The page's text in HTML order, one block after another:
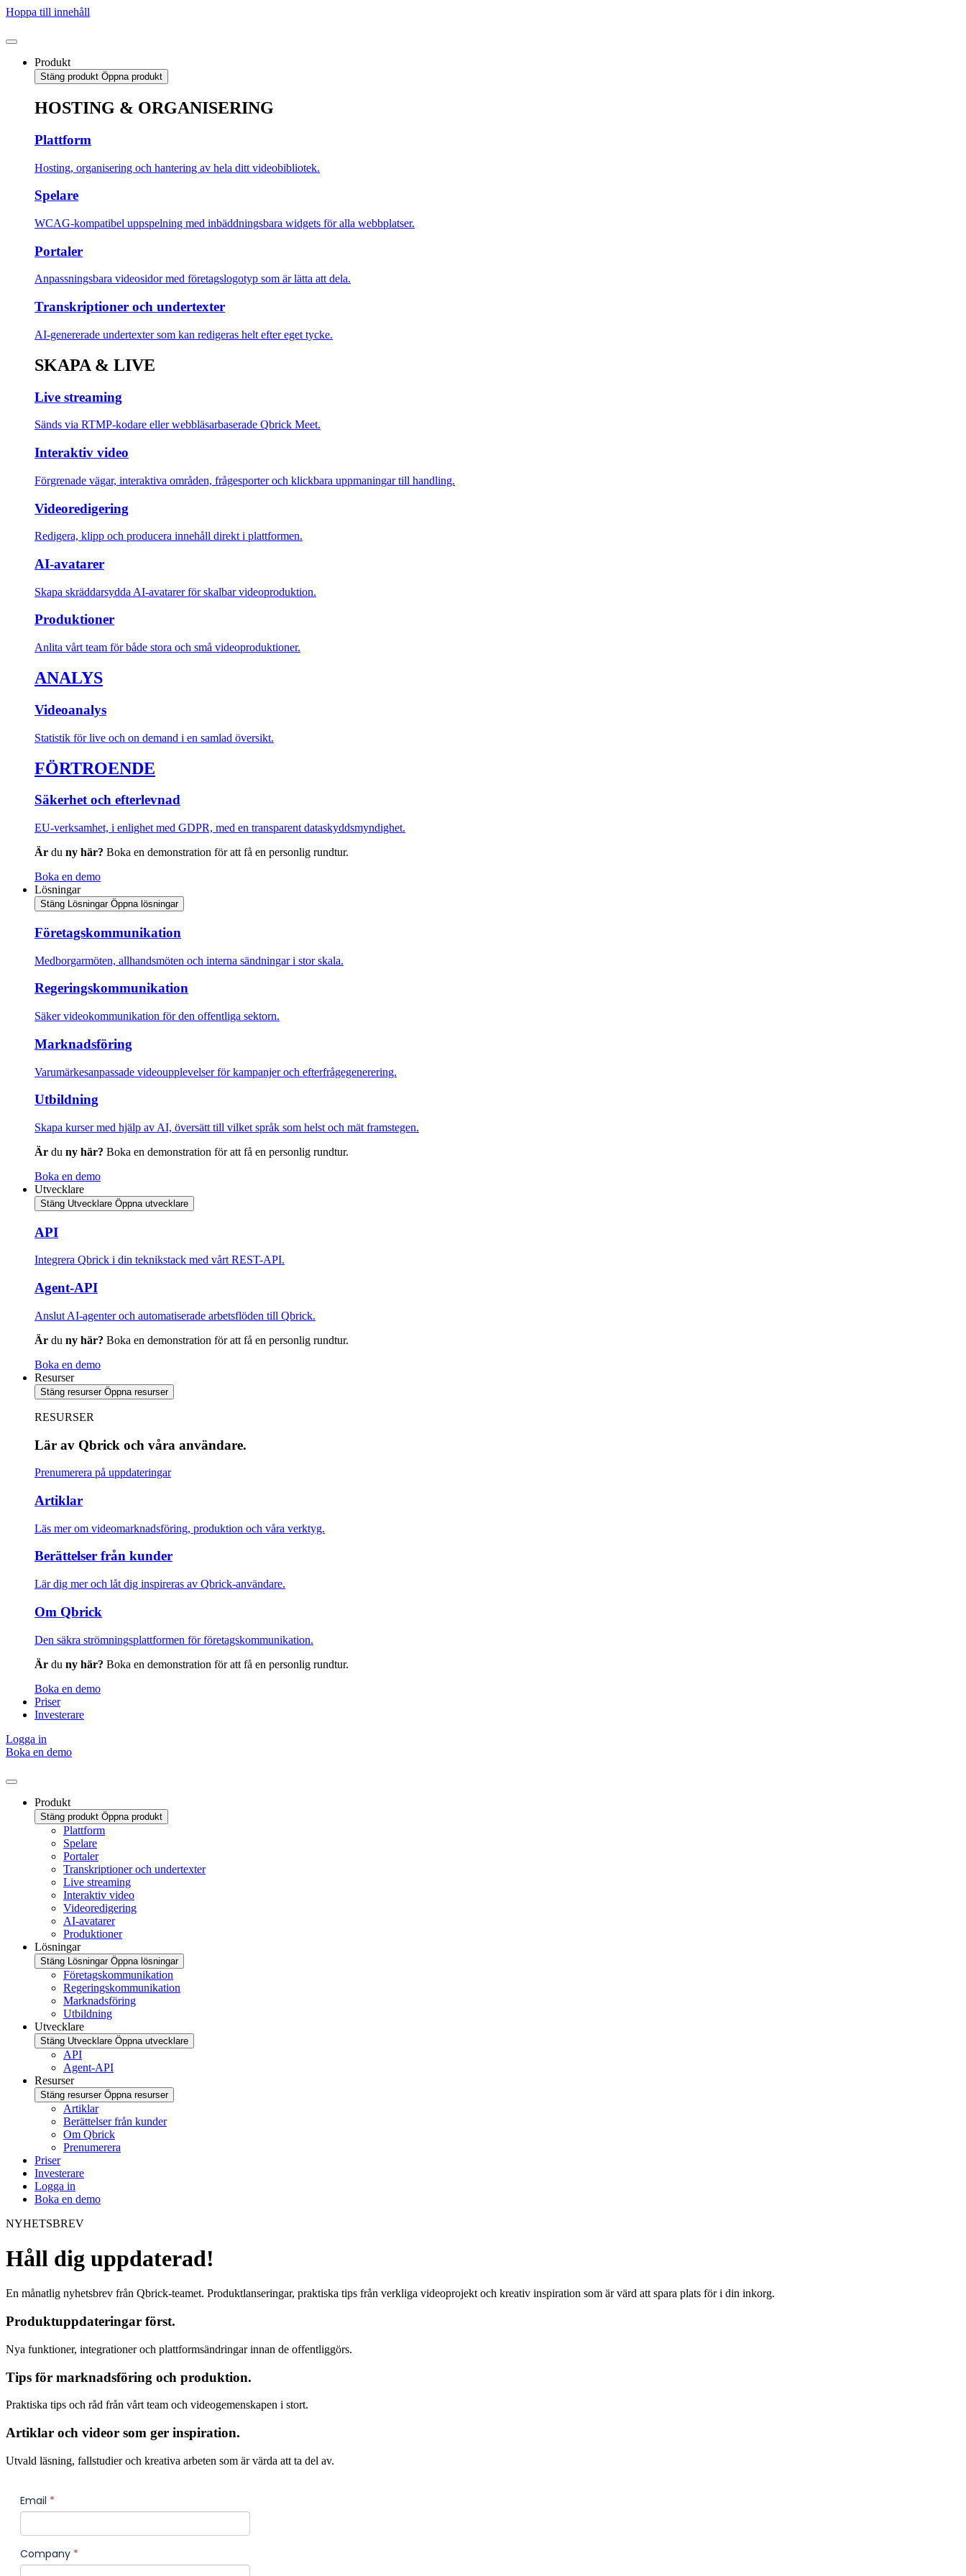
Hoppa till innehåll
Produkt
Stäng produkt Öppna produkt
HOSTING & ORGANISERING
Plattform
Hosting, organisering och hantering av hela ditt videobibliotek.
Spelare
WCAG-kompatibel uppspelning med inbäddningsbara widgets för alla webbplatser.
Portaler
Anpassningsbara videosidor med företagslogotyp som är lätta att dela.
Transkriptioner och undertexter
AI-genererade undertexter som kan redigeras helt efter eget tycke.
SKAPA & LIVE
Live streaming
Sänds via RTMP-kodare eller webbläsarbaserade Qbrick Meet.
Interaktiv video
Förgrenade vägar, interaktiva områden, frågesporter och klickbara uppmaningar till handling.
Videoredigering
Redigera, klipp och producera innehåll direkt i plattformen.
AI-avatarer
Skapa skräddarsydda AI-avatarer för skalbar videoproduktion.
Produktioner
Anlita vårt team för både stora och små videoproduktioner.
ANALYS
Videoanalys
Statistik för live och on demand i en samlad översikt.
FÖRTROENDE
Säkerhet och efterlevnad
EU-verksamhet, i enlighet med GDPR, med en transparent dataskyddsmyndighet.
Är du ny här? Boka en demonstration för att få en personlig rundtur.
Boka en demo
Lösningar
Stäng Lösningar Öppna lösningar
Företagskommunikation
Medborgarmöten, allhandsmöten och interna sändningar i stor skala.
Regeringskommunikation
Säker videokommunikation för den offentliga sektorn.
Marknadsföring
Varumärkesanpassade videoupplevelser för kampanjer och efterfrågegenerering.
Utbildning
Skapa kurser med hjälp av AI, översätt till vilket språk som helst och mät framstegen.
Är du ny här? Boka en demonstration för att få en personlig rundtur.
Boka en demo
Utvecklare
Stäng Utvecklare Öppna utvecklare
API
Integrera Qbrick i din teknikstack med vårt REST-API.
Agent-API
Anslut AI-agenter och automatiserade arbetsflöden till Qbrick.
Är du ny här? Boka en demonstration för att få en personlig rundtur.
Boka en demo
Resurser
Stäng resurser Öppna resurser
RESURSER
Lär av Qbrick och våra användare.
Prenumerera på uppdateringar
Artiklar
Läs mer om videomarknadsföring, produktion och våra verktyg.
Berättelser från kunder
Lär dig mer och låt dig inspireras av Qbrick-användare.
Om Qbrick
Den säkra strömningsplattformen för företagskommunikation.
Är du ny här? Boka en demonstration för att få en personlig rundtur.
Boka en demo
Priser
Investerare
Logga in
Boka en demo
Produkt
Stäng produkt Öppna produkt
Plattform
Spelare
Portaler
Transkriptioner och undertexter
Live streaming
Interaktiv video
Videoredigering
AI-avatarer
Produktioner
Lösningar
Stäng Lösningar Öppna lösningar
Företagskommunikation
Regeringskommunikation
Marknadsföring
Utbildning
Utvecklare
Stäng Utvecklare Öppna utvecklare
API
Agent-API
Resurser
Stäng resurser Öppna resurser
Artiklar
Berättelser från kunder
Om Qbrick
Prenumerera
Priser
Investerare
Logga in
Boka en demo
NYHETSBREV
Håll dig uppdaterad!
En månatlig nyhetsbrev från Qbrick-teamet. Produktlanseringar, praktiska tips från verkliga videoprojekt och kreativ inspiration som är värd att spara plats för i din inkorg.
Produktuppdateringar först.
Nya funktioner, integrationer och plattformsändringar innan de offentliggörs.
Tips för marknadsföring och produktion.
Praktiska tips och råd från vårt team och videogemenskapen i stort.
Artiklar och videor som ger inspiration.
Utvald läsning, fallstudier och kreativa arbeten som är värda att ta del av.